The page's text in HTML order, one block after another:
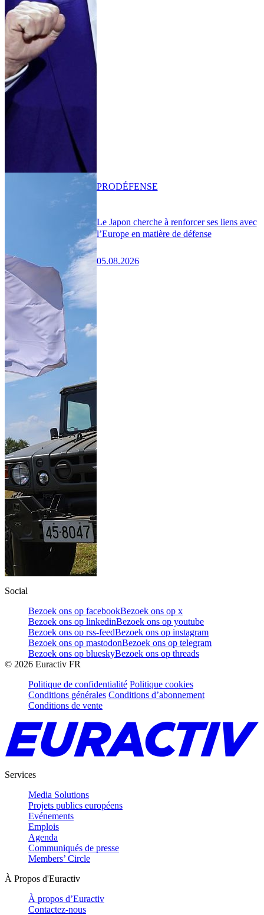
Le Japon cherche à renforcer ses liens avec
l’Europe en matière de défense
05.08.2026
PRODÉFENSE
Social
Bezoek ons op facebookBezoek ons op x
Bezoek ons op linkedinBezoek ons op youtube
Bezoek ons op rss-feedBezoek ons op instagram
Bezoek ons op mastodonBezoek ons op telegram
Bezoek ons op blueskyBezoek ons op threads
© 2026 Euractiv FR
Politique de confidentialité Politique cookies
Conditions générales Conditions d’abonnement
Conditions de vente
Services
Media Solutions
Projets publics européens
Evénements
Emplois
Agenda
Communiqués de presse
Members’ Circle
À Propos d'Euractiv
À propos d’Euractiv
Contactez-nous